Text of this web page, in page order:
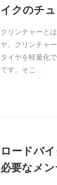
イクのチ
クリンチャーと
ヤ。クリンチャ
タイヤを軽量化
です。そこ…
ロードバ
必要なメ